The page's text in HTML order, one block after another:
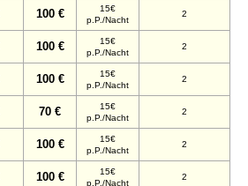
100 €
15€
p.P./Nacht
2
100 €
15€
p.P./Nacht
2
100 €
15€
p.P./Nacht
2
70 €
15€
p.P./Nacht
2
100 €
15€
p.P./Nacht
2
100 €
15€
p.P./Nacht
2